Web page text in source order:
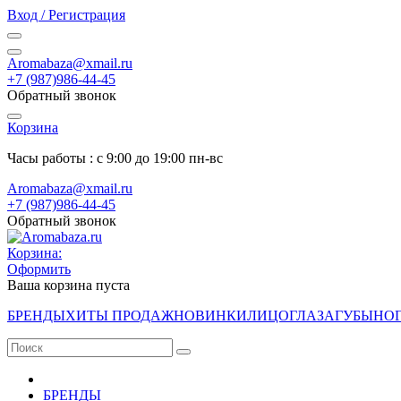
Вход / Регистрация
Aromabaza@xmail.ru
+7 (987)986-44-45
Обратный звонок
Корзина
Часы работы : с 9:00 до 19:00 пн-вс
Aromabaza@xmail.ru
+7 (987)986-44-45
Обратный звонок
Корзина:
Оформить
Ваша корзина пуста
БРЕНДЫХИТЫ ПРОДАЖНОВИНКИЛИЦОГЛАЗАГУБЫ
БРЕНДЫ